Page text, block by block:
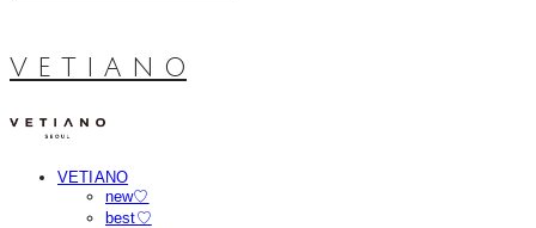
V E T I A N O
VETIANO
new♡
best♡